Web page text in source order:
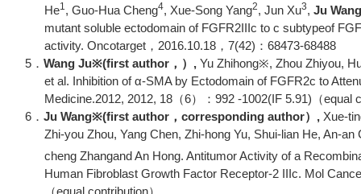
He1, Guo-Hua Cheng4, Xue-Song Yang2, Jun Xu3,Ju
mutant soluble ectodomain of FGFR2IIIc to c subtypeof
activity. Oncotarget ， 2016.10.18 ，7(42) ：68473-68488
5．Wang Ju※(first author ，） ,Yu Zhihong※, Zhou Zhiyou,
et al. Inhibition of α-SMA by Ectodomain of FGFR2c to
Medicine.2012, 2012, 18 （6）：992 -1002(IF 5.91) （equal
6．Ju Wang※(first author ，corresponding author） , Xue-
Zhi-you Zhou, Yang Chen, Zhi-hong Yu, Shui-lian He, An-
cheng Zhangand An Hong. Antitumor Activity of a
Human Fibroblast Growth Factor Receptor-2 IIIc. Mol
（equal contribution）